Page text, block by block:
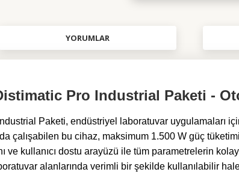
YORUMLAR
Pro Industrial Paketi -
Paketi, endüstriyel laboratuvar uygulamaları
çalışabilen bu cihaz, maksimum 1.500 W güç
ve kullanıcı dostu arayüzü ile tüm parametrelerin
alanlarında verimli bir şekilde kullanılabilir hale